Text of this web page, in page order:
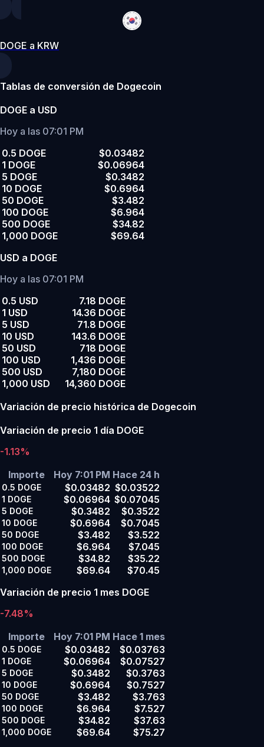
DOGE a KRW
Tablas de conversión de Dogecoin
DOGE a USD
Hoy a las 07:01 PM
0.5 DOGE
$0.03482
1 DOGE
$0.06964
5 DOGE
$0.3482
10 DOGE
$0.6964
50 DOGE
$3.482
100 DOGE
$6.964
500 DOGE
$34.82
1,000 DOGE
$69.64
USD a DOGE
Hoy a las 07:01 PM
0.5 USD
7.18 DOGE
1 USD
14.36 DOGE
5 USD
71.8 DOGE
10 USD
143.6 DOGE
50 USD
718 DOGE
100 USD
1,436 DOGE
500 USD
7,180 DOGE
1,000 USD
14,360 DOGE
Variación de precio histórica de Dogecoin
Variación de precio 1 día DOGE
-1.13%
Importe
Hoy 7:01 PM Hace 24 h
0.5 DOGE $0.03482 $0.03522
1 DOGE $0.06964 $0.07045
5 DOGE $0.3482 $0.3522
10 DOGE $0.6964 $0.7045
50 DOGE $3.482 $3.522
100 DOGE $6.964 $7.045
500 DOGE $34.82 $35.22
1,000 DOGE $69.64
$70.45
Variación de precio 1 mes DOGE
-7.48%
Importe
Hoy 7:01 PM Hace 1 mes
0.5 DOGE $0.03482 $0.03763
1 DOGE $0.06964 $0.07527
5 DOGE $0.3482 $0.3763
10 DOGE $0.6964 $0.7527
50 DOGE $3.482 $3.763
100 DOGE $6.964 $7.527
500 DOGE $34.82 $37.63
1,000 DOGE $69.64
$75.27